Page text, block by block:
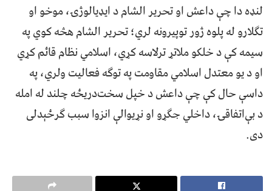
لنډه دا چې داعش او تحریر الشام د ایډیالوژۍ، موخو او
تګلارو له پلوه ژور توپیرونه لري؛ تحریر الشام هڅه کوي په
سیمه کې د خلکو ملاتړ ترلاسه کړي، اسلامي نظام قائم کړي
او د یو معتدل اسلامي مقاومت په توګه فعاليت ولري، په
داسې حال کې چې داعش د خپل سخت‌دریځه چلند له امله
د بې‌اتفاقۍ، داخلي جګړو او نړیوالې انزوا سبب ګرځېدلی
دی.